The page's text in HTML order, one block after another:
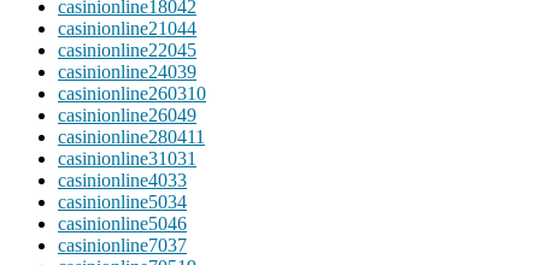
casinionline18042
casinionline21044
casinionline22045
casinionline24039
casinionline260310
casinionline26049
casinionline280411
casinionline31031
casinionline4033
casinionline5034
casinionline5046
casinionline7037